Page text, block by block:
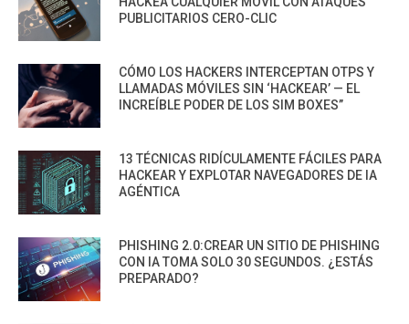
PUBLICITARIOS CERO-CLIC
CÓMO LOS HACKERS INTERCEPTAN OTPS Y
LLAMADAS MÓVILES SIN ‘HACKEAR’ — EL
INCREÍBLE PODER DE LOS SIM BOXES”
13 TÉCNICAS RIDÍCULAMENTE FÁCILES PARA
HACKEAR Y EXPLOTAR NAVEGADORES DE IA
AGÉNTICA
PHISHING 2.0:CREAR UN SITIO DE PHISHING
CON IA TOMA SOLO 30 SEGUNDOS. ¿ESTÁS
PREPARADO?